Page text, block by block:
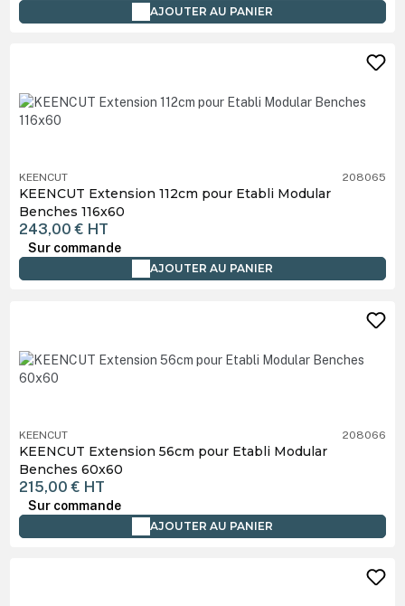
AJOUTER AU PANIER
KEENCUT 208065
KEENCUT Extension 112cm pour Etabli Modular
Benches 116x60
243,00 € HT
Sur commande
AJOUTER AU PANIER
KEENCUT 208066
KEENCUT Extension 56cm pour Etabli Modular
Benches 60x60
215,00 € HT
Sur commande
AJOUTER AU PANIER